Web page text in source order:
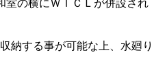
室の横にＷＩＣＬが併設され
納する事が可能な上、水廻り